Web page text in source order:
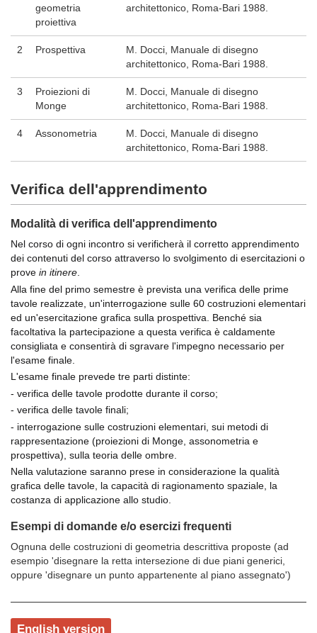
geometria
proiettiva
architettonico, Roma-Bari 1988.
2 Prospettiva
M. Docci, Manuale di disegno
architettonico, Roma-Bari 1988.
3
Proiezioni di
Monge
M. Docci, Manuale di disegno
architettonico, Roma-Bari 1988.
4 Assonometria
M. Docci, Manuale di disegno
architettonico, Roma-Bari 1988.
Verifica dell'apprendimento
Modalità di verifica dell'apprendimento
Nel corso di ogni incontro si verificherà il corretto apprendimento
dei contenuti del corso attraverso lo svolgimento di esercitazioni o
prove in itinere.
Alla fine del primo semestre è prevista una verifica delle prime
tavole realizzate, un'interrogazione sulle 60 costruzioni elementari
ed un'esercitazione grafica sulla prospettiva. Benché sia
facoltativa la partecipazione a questa verifica è caldamente
consigliata e consentirà di sgravare l'impegno necessario per
l'esame finale.
L'esame finale prevede tre parti distinte:
- verifica delle tavole prodotte durante il corso;
- verifica delle tavole finali;
- interrogazione sulle costruzioni elementari, sui metodi di
rappresentazione (proiezioni di Monge, assonometria e
prospettiva), sulla teoria delle ombre.
Nella valutazione saranno prese in considerazione la qualità
grafica delle tavole, la capacità di ragionamento spaziale, la
costanza di applicazione allo studio.
Esempi di domande e/o esercizi frequenti
Ognuna delle costruzioni di geometria descrittiva proposte (ad
esempio 'disegnare la retta intersezione di due piani generici,
oppure 'disegnare un punto appartenente al piano assegnato')
English version